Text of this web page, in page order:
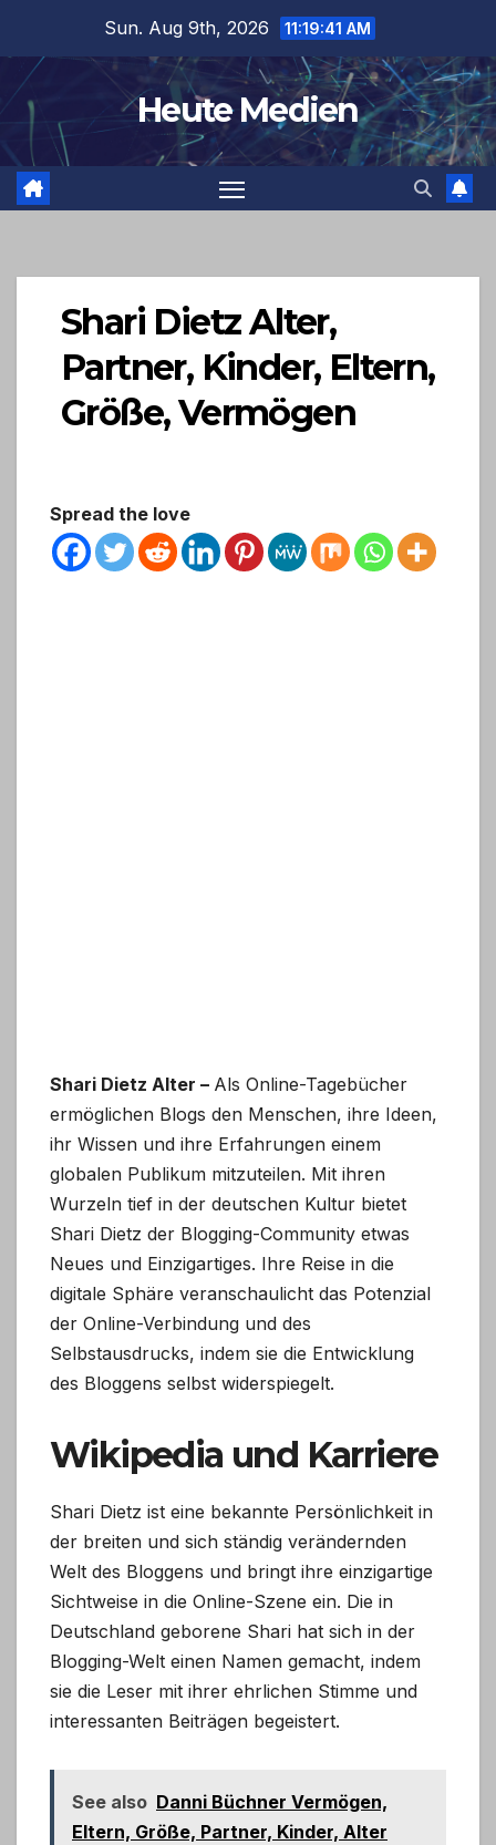
content
Sun. Aug 9th, 2026 11:19:42 AM
Heute Medien
Shari Dietz Alter,
Partner, Kinder, Eltern,
Größe, Vermögen
Spread the love
Shari Dietz Alter – Als Online-Tagebücher
ermöglichen Blogs den Menschen, ihre Ideen,
ihr Wissen und ihre Erfahrungen einem
globalen Publikum mitzuteilen. Mit ihren
Wurzeln tief in der deutschen Kultur bietet
Shari Dietz der Blogging-Community etwas
Neues und Einzigartiges. Ihre Reise in die
digitale Sphäre veranschaulicht das Potenzial
der Online-Verbindung und des
Selbstausdrucks, indem sie die Entwicklung
des Bloggens selbst widerspiegelt.
Wikipedia und Karriere
Shari Dietz ist eine bekannte Persönlichkeit in
der breiten und sich ständig verändernden
Welt des Bloggens und bringt ihre einzigartige
Sichtweise in die Online-Szene ein. Die in
Deutschland geborene Shari hat sich in der
Blogging-Welt einen Namen gemacht, indem
sie die Leser mit ihrer ehrlichen Stimme und
interessanten Beiträgen begeistert.
See also Danni Büchner Vermögen,
Eltern, Größe, Partner, Kinder, Alter